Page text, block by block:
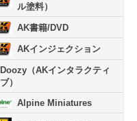
ル塗料）
AK書籍/DVD
AKインジェクション
Doozy（AKインタラクティ
ブ）
Alpine Miniatures